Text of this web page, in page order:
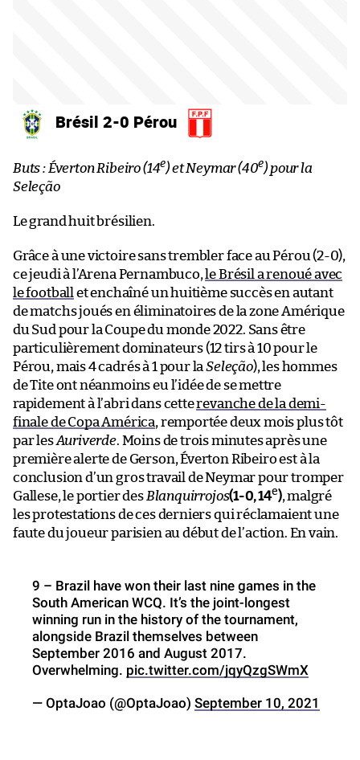
Brésil 2-0 Pérou
Buts : Éverton Ribeiro (14e) et Neymar (40e) pour la
Seleção
Le grand huit brésilien.
Grâce à une victoire sans trembler face au Pérou (2-0),
ce jeudi à l’Arena Pernambuco, le Brésil a renoué avec
le football et enchaîné un huitième succès en autant
de matchs joués en éliminatoires de la zone Amérique
du Sud pour la Coupe du monde 2022. Sans être
particulièrement dominateurs (12 tirs à 10 pour le
Pérou, mais 4 cadrés à 1 pour laSeleção), les hommes
de Tite ont néanmoins eu l’idée de se mettre
rapidement à l’abri dans cetterevanche de la demi-
finale de Copa América, remportée deux mois plus tôt
par lesAuriverde. Moins de trois minutes après une
première alerte de Gerson, Éverton Ribeiro est à la
conclusion d’un gros travail de Neymar pour tromper
Gallese, le portier des Blanquirrojos(1-0, 14e), malgré
les protestations de ces derniers qui réclamaient une
faute du joueur parisien au début de l’action. En vain.
9 – Brazil have won their last nine games in the
South American WCQ. It’s the joint-longest
winning run in the history of the tournament,
alongside Brazil themselves between
September 2016 and August 2017.
Overwhelming. pic.twitter.com/jqyQzgSWmX
— OptaJoao (@OptaJoao) September 10, 2021